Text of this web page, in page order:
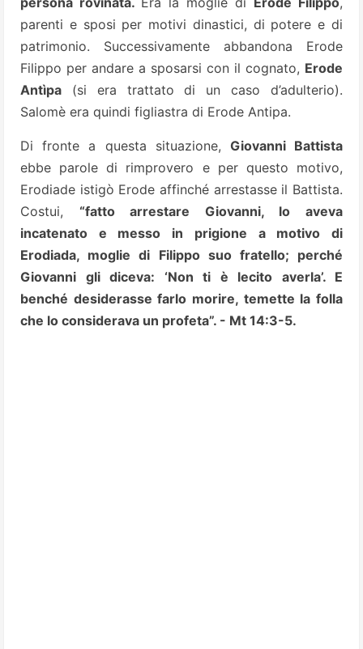
parenti e sposi per motivi dinastici, di potere e di
patrimonio. Successivamente abbandona Erode
Filippo per andare a sposarsi con il cognato, Erode
Antìpa (si era trattato di un caso d’adulterio).
Salomè era quindi figliastra di Erode Antipa.
Di fronte a questa situazione, Giovanni Battista
ebbe parole di rimprovero e per questo motivo,
Erodiade istigò Erode affinché arrestasse il Battista.
Costui, “fatto arrestare Giovanni, lo aveva
incatenato e messo in prigione a motivo di
Erodiada, moglie di Filippo suo fratello; perché
Giovanni gli diceva: ‘Non ti è lecito averla’. E
benché desiderasse farlo morire, temette la folla
che lo considerava un profeta”. - Mt 14:3-5.